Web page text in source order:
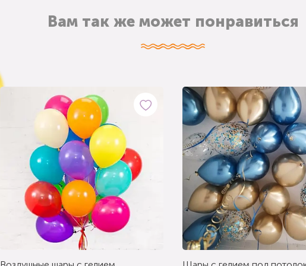
Вам так же может понравиться